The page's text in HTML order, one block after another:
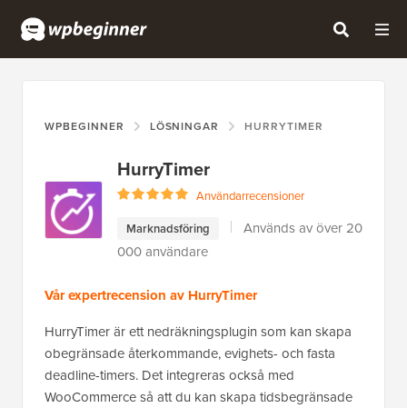
WPBEGINNER LÖSNINGAR HURRYTIMER
HurryTimer
Användarrecensioner
Marknadsföring
Används av över 20
000 användare
Vår expertrecension av HurryTimer
HurryTimer är ett nedräkningsplugin som kan skapa
obegränsade återkommande, evighets- och fasta
deadline-timers. Det integreras också med
WooCommerce så att du kan skapa tidsbegränsade